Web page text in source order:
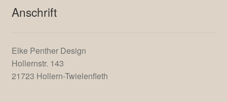
Anschrift
Elke Penther Design
Hollernstr. 143
21723 Hollern-Twielenfleth